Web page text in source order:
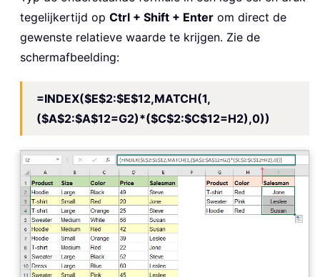
tegelijkertijd op Ctrl + Shift + Enter om direct de
gewenste relatieve waarde te krijgen. Zie de
schermafbeelding:
=INDEX($E$2:$E$12,MATCH(1,
($A$2:$A$12=G2)*($C$2:$C$12=H2),0))